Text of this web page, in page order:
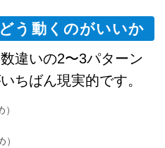
う動くのがいいか
違いの2〜3パターン
ちばん現実的です。